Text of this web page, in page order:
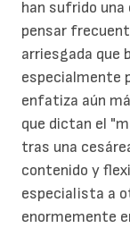
han sufrido una
pensar
arriesgada que
especialmente
enfatiza aún
que dictan el
tras una
contenido y
especialista a
enormemente